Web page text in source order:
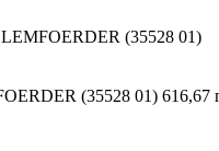
(35528 01)
(35528 01) 616,67